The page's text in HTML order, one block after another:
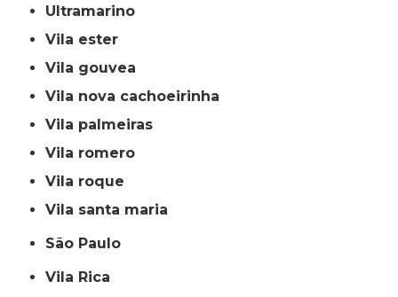
ultramarino
vila ester
vila gouvea
vila nova cachoeirinha
vila palmeiras
vila romero
vila roque
vila santa maria
São Paulo
Vila Rica